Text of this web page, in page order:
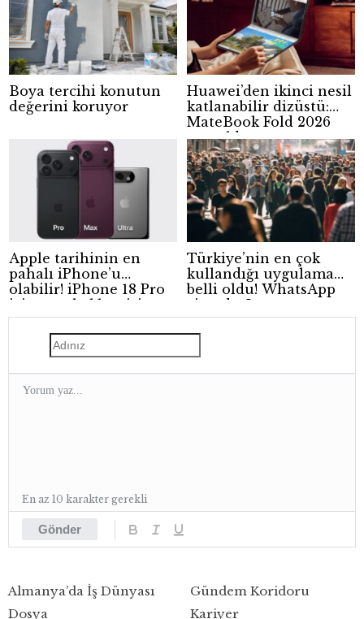
Boya tercihi konutun
değerini koruyor
Huawei’den ikinci nesil
katlanabilir dizüstü:
MateBook Fold 2026
tanıtıldı
Apple tarihinin en
pahalı iPhone’u
olabilir! iPhone 18 Pro
için zam beklentisi
güçleniyor
Türkiye’nin en çok
kullandığı uygulama
belli oldu! WhatsApp
zirvede, Instagram
geride kaldı
Gönder
En az 10 karakter gerekli
Almanya’da İş Dünyası
Dosya
Gündem Koridoru
Kariyer